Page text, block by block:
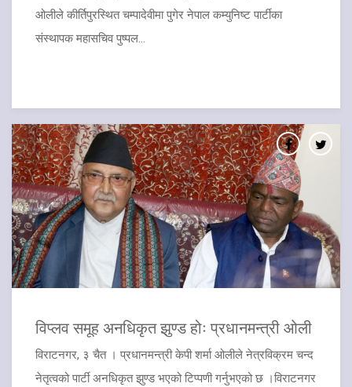
ओलीले कीर्तिपुरस्थित चम्पादेवीमा पुगेर नेपाल कम्युनिष्ट पार्टीका
संस्थापक महासचिव पुष्पल...
​विप्लव समूह अनधिकृत झुण्ड होः प्रधानमन्त्री ओली
विराटनगर, ३ चैत । प्रधानमन्त्री केपी शर्मा ओलीले नेत्रविक्रम चन्द
नेतृत्वको पार्टी अनधिकृत झुण्ड भएको टिप्पणी गर्नुभएको छ ।विराटनगर